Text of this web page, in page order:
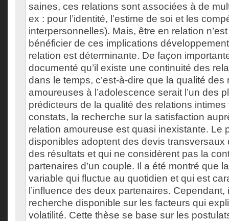
saines, ces relations sont associées à de
ex : pour l’identité, l’estime de soi et les
interpersonnelles). Mais, être en relation
bénéficier de ces implications
relation est déterminante. De façon
documenté qu’il existe une continuité des
dans le temps, c’est-à-dire que la qualité des
amoureuses à l’adolescence serait l’un des
prédicteurs de la qualité des relations
constats, la recherche sur la satisfaction
relation amoureuse est quasi inexistante. Le
disponibles adoptent des devis transversaux
des résultats et qui ne considèrent pas la
partenaires d’un couple. Il a été montré que
variable qui fluctue au quotidien et qui est
l’influence des deux partenaires. Cependant,
recherche disponible sur les facteurs qui
volatilité. Cette thèse se base sur les